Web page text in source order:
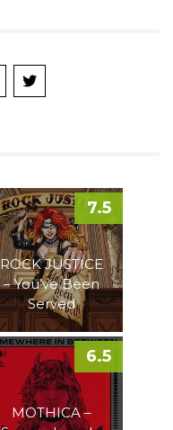
ROCK JUSTICE
– You’ve Been
Served
7.5
MOTHICA –
6.5